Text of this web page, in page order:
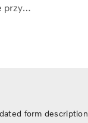
przy
form description